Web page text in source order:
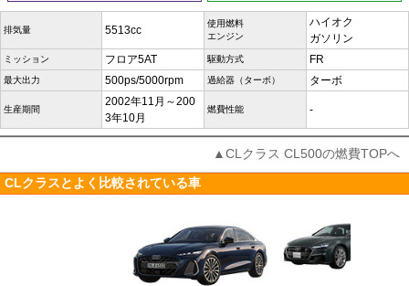
排気量 5513cc
使用燃料
エンジン
ハイオク
ガソリン
ミッション フロア5AT 駆動方式 FR
最大出力 500ps/5000rpm 過給器（ターボ） ターボ
生産期間
2002年11月～200
3年10月
燃費性能 -
▲CLクラス CL500の燃費TOPへ
CLクラスとよく比較されている車